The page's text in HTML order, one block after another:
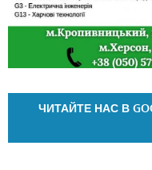
ЧИТАЙТЕ НАС В